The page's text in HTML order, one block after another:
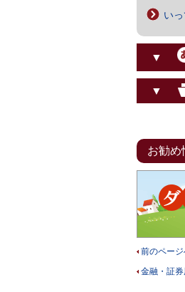
い
▼
▼
お勧め
前のペー
金融・証